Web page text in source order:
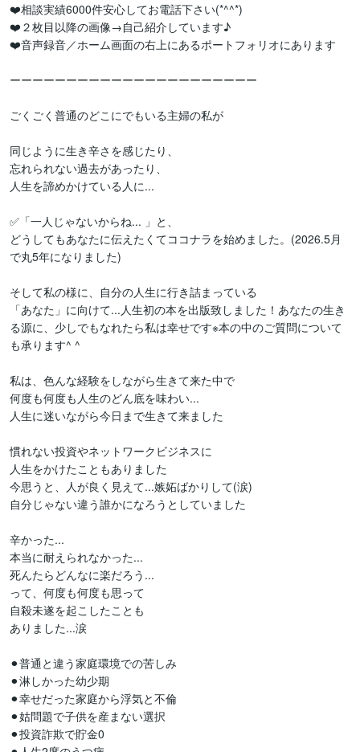
❤️相談実績6000件安心してお電話下さい(*^^*)
❤️２枚目以降の画像→自己紹介しています♪
❤️音声録音／ホーム画面の右上にあるポートフォリオにあります
ーーーーーーーーーーーーーーーーーーーーーー
ごくごく普通のどこにでもいる主婦の私が
同じように生き辛さを感じたり、
忘れられない過去があったり、
人生を諦めかけている人に...
✅「一人じゃないからね... 」と、
どうしてもあなたに伝えたくてココナラを始めました。(2026.5月
で丸5年になりました)
そして私の様に、自分の人生に行き詰まっている
「あなた」に向けて...人生初の本を出版致しました！あなたの生き
る源に、少しでもなれたら私は幸せです※本の中のご質問について
も承ります^ ^
私は、色んな経験をしながら生きて来た中で
何度も何度も人生のどん底を味わい...
人生に迷いながら今日まで生きて来ました
慣れない投資やネットワークビジネスに
人生をかけたこともありました
今思うと、人が良く見えて...嫉妬ばかりして(涙)
自分じゃない違う誰かになろうとしていました
辛かった...
本当に耐えられなかった...
死んたらどんなに楽だろう...
って、何度も何度も思って
自殺未遂を起こしたことも
ありました...涙
⚫︎普通と違う家庭環境での苦しみ
⚫︎淋しかった幼少期
⚫︎幸せだった家庭から浮気と不倫
⚫︎姑問題で子供を産まない選択
⚫︎投資詐欺で貯金0